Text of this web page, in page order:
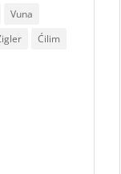
Vuna
Ćilim